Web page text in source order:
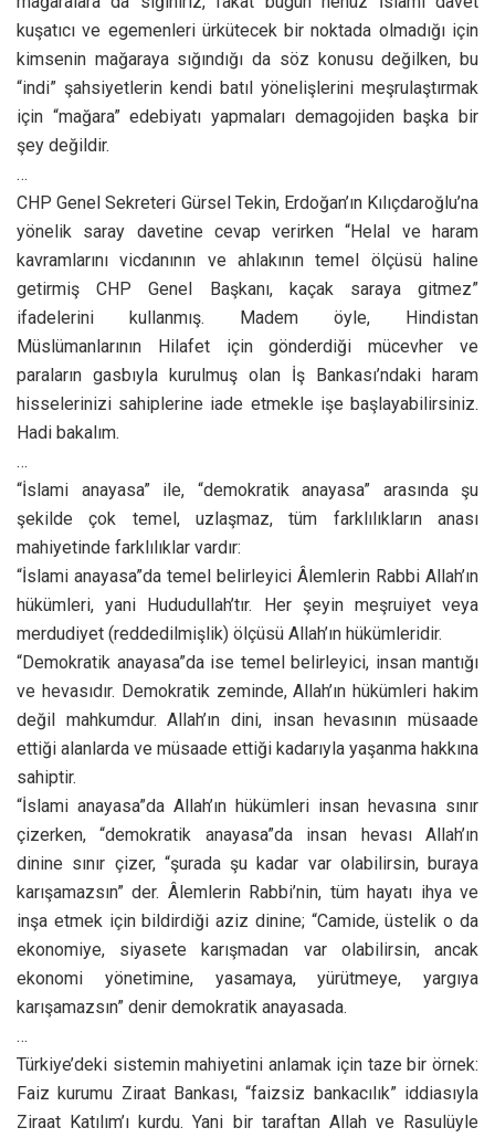
kuşatıcı ve egemenleri ürkütecek bir noktada olmadığı için
kimsenin mağaraya sığındığı da söz konusu değilken, bu
“indi” şahsiyetlerin kendi batıl yönelişlerini meşrulaştırmak
için “mağara” edebiyatı yapmaları demagojiden başka bir
şey değildir.
…
CHP Genel Sekreteri Gürsel Tekin, Erdoğan’ın Kılıçdaroğlu’na
yönelik saray davetine cevap verirken “Helal ve haram
kavramlarını vicdanının ve ahlakının temel ölçüsü haline
getirmiş CHP Genel Başkanı, kaçak saraya gitmez”
ifadelerini kullanmış. Madem öyle, Hindistan
Müslümanlarının Hilafet için gönderdiği mücevher ve
paraların gasbıyla kurulmuş olan İş Bankası’ndaki haram
hisselerinizi sahiplerine iade etmekle işe başlayabilirsiniz.
Hadi bakalım.
…
“İslami anayasa” ile, “demokratik anayasa” arasında şu
şekilde çok temel, uzlaşmaz, tüm farklılıkların anası
mahiyetinde farklılıklar vardır:
“İslami anayasa”da temel belirleyici Âlemlerin Rabbi Allah’ın
hükümleri, yani Hududullah’tır. Her şeyin meşruiyet veya
merdudiyet (reddedilmişlik) ölçüsü Allah’ın hükümleridir.
“Demokratik anayasa”da ise temel belirleyici, insan mantığı
ve hevasıdır. Demokratik zeminde, Allah’ın hükümleri hakim
değil mahkumdur. Allah’ın dini, insan hevasının müsaade
ettiği alanlarda ve müsaade ettiği kadarıyla yaşanma hakkına
sahiptir.
“İslami anayasa”da Allah’ın hükümleri insan hevasına sınır
çizerken, “demokratik anayasa”da insan hevası Allah’ın
dinine sınır çizer, “şurada şu kadar var olabilirsin, buraya
karışamazsın” der. Âlemlerin Rabbi’nin, tüm hayatı ihya ve
inşa etmek için bildirdiği aziz dinine; “Camide, üstelik o da
ekonomiye, siyasete karışmadan var olabilirsin, ancak
ekonomi yönetimine, yasamaya, yürütmeye, yargıya
karışamazsın” denir demokratik anayasada.
…
Türkiye’deki sistemin mahiyetini anlamak için taze bir örnek:
Faiz kurumu Ziraat Bankası, “faizsiz bankacılık” iddiasıyla
Ziraat Katılım’ı kurdu. Yani bir taraftan Allah ve Rasulüyle